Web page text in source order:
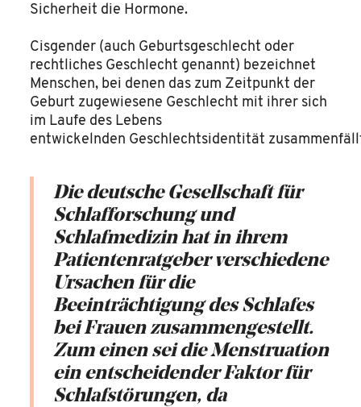
Sicherheit die Hormone.
Cisgender (auch Geburtsgeschlecht oder
rechtliches Geschlecht genannt) bezeichnet
Menschen, bei denen das zum Zeitpunkt der
Geburt zugewiesene Geschlecht mit ihrer sich
im Laufe des Lebens
entwickelnden Geschlechtsidentität
Die deutsche Gesellschaft für
Schlafforschung und
Schlafmedizin hat in ihrem
Patientenratgeber verschiedene
Ursachen für die
Beeinträchtigung des Schlafes
bei Frauen zusammengestellt.
Zum einen sei die Menstruation
ein entscheidender Faktor für
Schlafstörungen, da